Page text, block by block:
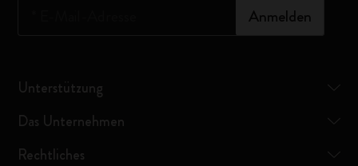
Anmelden
Unterstützung
Das Unternehmen
Rechtliches